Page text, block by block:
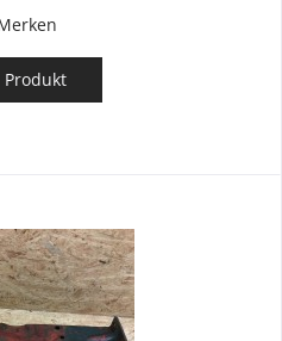
Produkt